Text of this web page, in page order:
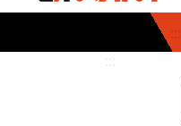
:::
社會首頁
時事